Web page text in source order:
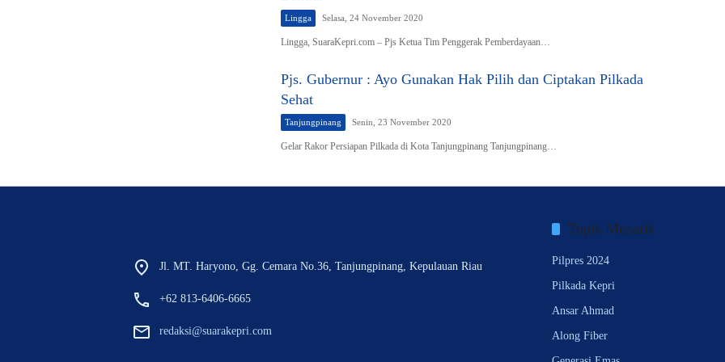
Lingga Selasa, 24 November 2020
Lingga, SuaraKepri.com – Pjs Ketua Tim Penggerak Pemberdayaan…
Pjs. Gubernur : Ayo Gunakan Hak Pilih dan Ciptakan Pilkada
Sehat
Tanjungpinang Senin, 23 November 2020
Gelar Rakor Persiapan Pilkada di Kota Tanjungpinang Tanjungpinang…
Jl. MT. Haryono, Gg. Cemara No.36, Tanjungpinang, Kepulauan Riau
+62 813-6406-6665
redaksi@suarakepri.com
Topik Menarik
Pilpres 2024
Pilkada Kepri
Ansar Ahmad
Along Fiber